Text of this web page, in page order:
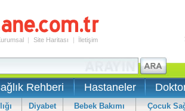
| Site Haritası | İletişim
Rehberi Hastaneler
Diyabet Bebek Bakımı Çocuk